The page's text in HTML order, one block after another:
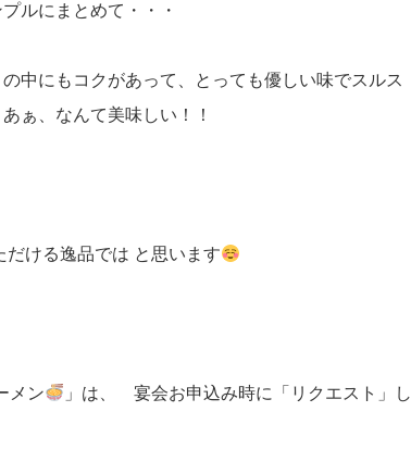
ルにまとめて・・・
中にもコクがあって、とっても優しい味でスルス
ぁ、なんて美味しい！！
ける逸品では と思います
メン 」は、 宴会お申込み時に「リクエスト」し